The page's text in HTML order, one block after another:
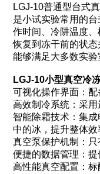
LGJ-10普通型台式
是小试实验常用的
作时间、冷阱温度
恢复到冻干前的状
能够满足大多数实
LGJ-10小型真空冷
可视化操作界面：
高效制冷系统：采
智能除霜技术：集
中的冰，提升整体效
真空泵保护机制：
便捷的数据管理：
高性能真空配置：